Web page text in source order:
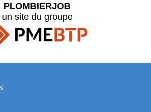
PLOMBIERJOB
un site du groupe